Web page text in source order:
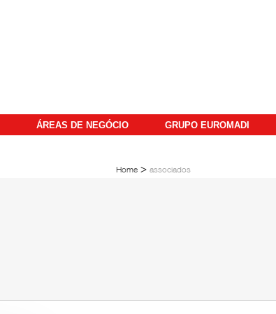
ÁREAS DE NEGÓCIO GRUPO EUROMADI
Home> associados